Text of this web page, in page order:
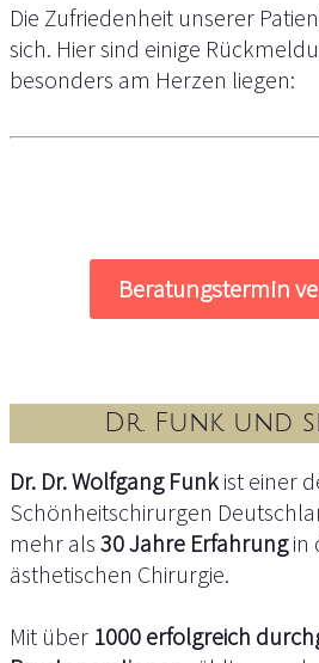
Die Zufriedenheit unserer
sich. Hier sind einige
besonders am Herzen liegen:
Die Kombination aus
bei mir ein absolut natürliches
bin überglücklich mit meiner
„Nach meiner
eine Brustvergrößerung bei Dr.
Das Ergebnis ist fantastisch,
wieder mein Selbstbewusstsein
- Maria T., Augsburg
Beratungstermin
Dr. Funk und
Dr. Dr. Wolfgang Funk ist einer
Schönheitschirurgen
mehr als 30 Jahre Erfahrungin
ästhetischen Chirurgie.
Mit über 1000 erfolgreich